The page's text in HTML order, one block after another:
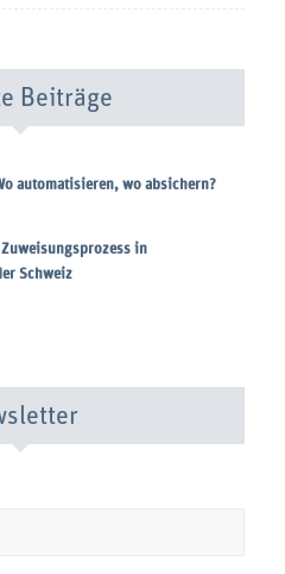
Beiträge
automatisieren, wo absichern?
in
Schweiz